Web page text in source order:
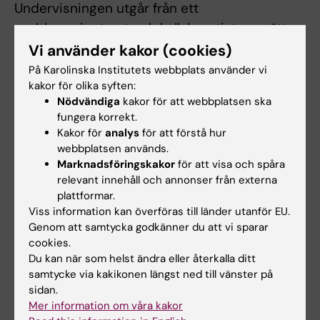
Undervisningen utgår från ett
problemorienterat och kollaborativt synsätt
på lärande där arbetsformerna ger
förutsättning för att studenten aktivt tar
ansvar för sitt lärande. De arbetsformer som
används är teoretiska studier och VIL.
Examination
Examination sker i form av löpande
avstämningar med handledare samt en
muntlig presentation där studenten ska
reflektera över barnmorskefrågor i en svensk
kontext jämfört med den i hemlandet.
Övriga föreskrifter
Vi använder kakor (cookies)
På Karolinska Institutets webbplats använder vi
kakor för olika syften:
Nödvändiga kakor för att webbplatsen ska
fungera korrekt.
Kakor för analys för att förstå hur
webbplatsen används.
Marknadsföringskakor för att visa och spåra
relevant innehåll och annonser från externa
plattformar.
Viss information kan överföras till länder utanför EU.
Genom att samtycka godkänner du att vi sparar
cookies.
Du kan när som helst ändra eller återkalla ditt
samtycke via kakikonen längst ned till vänster på
sidan.
Mer information om våra kakor